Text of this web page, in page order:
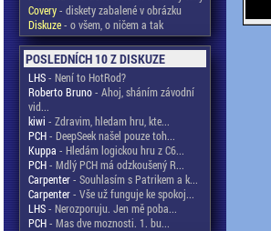
Covery- diskety zabalené v obrázku
Diskuze- o všem, o ničem a tak
POSLEDNÍCH 10 Z DISKUZE
LHS- Není to HotRod?
Roberto Bruno- Ahoj, sháním závodní
vid...
kiwi - Zdravim, hledam hru, kte...
PCH- DeepSeek našel pouze toh...
Kuppa - Hledám logickou hru z C6...
PCH- Mdlý PCH má odzkoušený R...
Carpenter- Souhlasím s Patrikem a k...
Carpenter- Vše už funguje ke spokoj...
LHS- Nerozporuju. Jen mě poba...
PCH- Mas dve moznosti. 1. bu...